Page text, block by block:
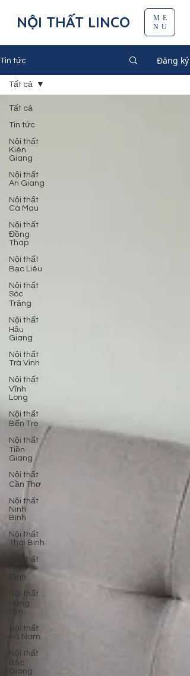
NỘI THẤT LINCO
ME
NU
Tin tức Đăng ký
Tất cả
Tin tức
Nội thất
Kiên
Giang
Nội thất
An Giang
Nội thất
Cà Mau
Nội thất
Đồng
Tháp
Nội thất
Bạc Liêu
Nội thất
Sóc
Trăng
Nội thất
Hậu
Giang
Nội thất
Trà Vinh
Nội thất
Vĩnh
Long
Nội thất
Bến Tre
Nội thất
Tiền
Giang
Nội thất
Cần Thơ
Nội thất
Ninh
Bình
Nội thất
Thái Bình
Nội thất
Nam
Định
Nội thất
Hưng
Yên
Nội thất
Hà Nam
Nội thất
Bắc
Giang
Tất cả